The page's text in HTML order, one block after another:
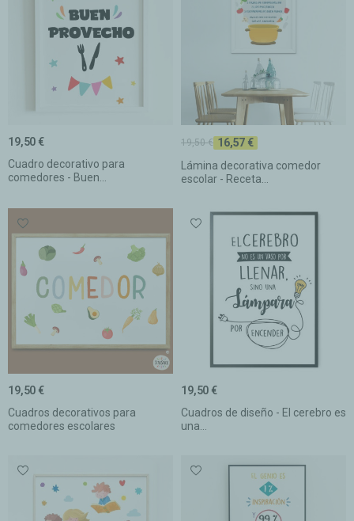
Cuadro decorativo para
comedores - Buen...
19,50 €
Lámina decorativa comedor
escolar - Receta...
19,50 € 16,57 €
Cuadros decorativos para
comedores escolares
19,50 €
Cuadros de diseño - El cerebro es
una...
19,50 €